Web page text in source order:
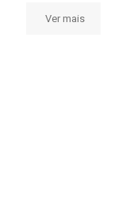
Ver mais